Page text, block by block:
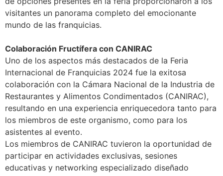
visitantes un panorama completo del emocionante
mundo de las franquicias.
Colaboración Fructífera con CANIRAC
Uno de los aspectos más destacados de la Feria
Internacional de Franquicias 2024 fue la exitosa
colaboración con la Cámara Nacional de la Industria de
Restaurantes y Alimentos Condimentados (CANIRAC),
resultando en una experiencia enriquecedora tanto para
los miembros de este organismo, como para los
asistentes al evento.
Los miembros de CANIRAC tuvieron la oportunidad de
participar en actividades exclusivas, sesiones
educativas y networking especializado diseñado